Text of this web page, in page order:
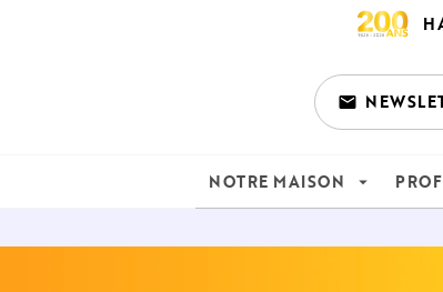
email
NOTRE MAISON arrow_drop_down